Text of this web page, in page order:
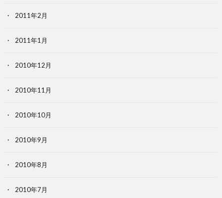
2011年2月
2011年1月
2010年12月
2010年11月
2010年10月
2010年9月
2010年8月
2010年7月